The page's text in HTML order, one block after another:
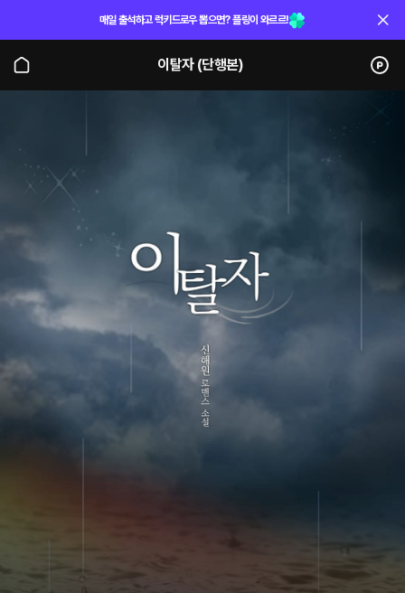
매일 출석하고 럭키드로우 뽑으면? 플링이 와르르!
이탈자 (단행본)